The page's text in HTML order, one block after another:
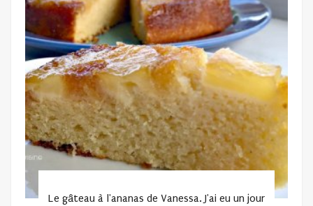
Le gâteau à l'ananas de Vanessa. J'ai eu un jour